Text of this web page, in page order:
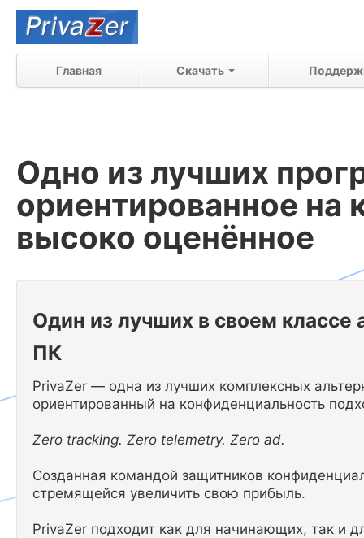
Главная Скачать
Одно из лучших
ориентированное на
высоко оценённое
Один из лучших в своем классе
ПК
PrivaZer — одна из лучших комплексных
ориентированный на конфиденциальность
Zero tracking. Zero telemetry. Zero ad.
Созданная командой защитников
стремящейся увеличить свою прибыль.
PrivaZer подходит как для начинающих, так и